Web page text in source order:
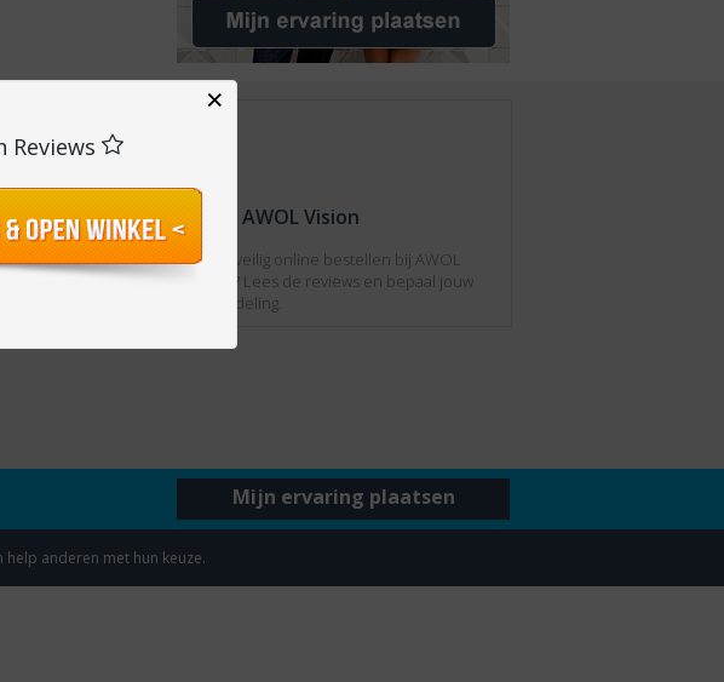
Over AWOL Vision
Kan jij veilig online bestellen bij AWOL
Vision? Lees de reviews en bepaal jouw
beoordeling.
Mijn ervaring plaatsen
help anderen met hun keuze.
Reviews
×